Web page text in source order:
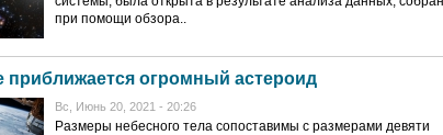
при помощи обзора..
приближается огромный астероид
Вс, Июнь 20, 2021 - 20:26
Размеры небесного тела сопоставимы с размерами девяти